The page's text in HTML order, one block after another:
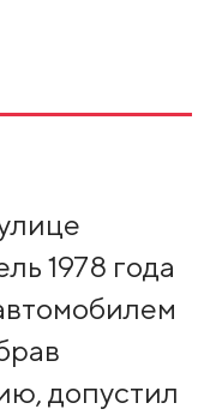
1978 года
допустил